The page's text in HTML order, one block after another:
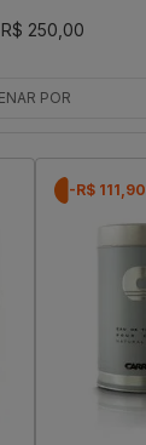
250,00
POR
-R$ 111,90